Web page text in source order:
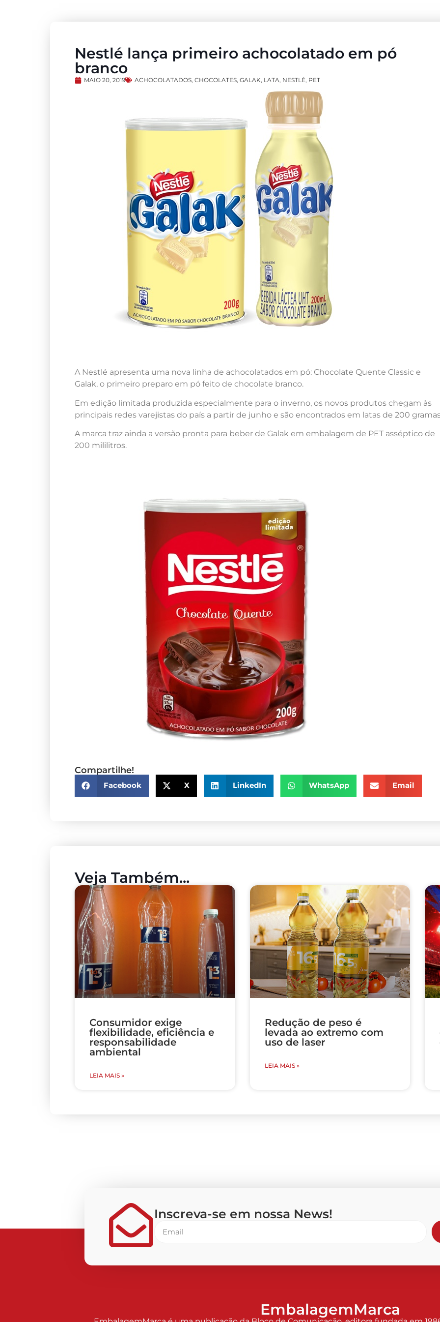
Nestlé lança primeiro achocolatado em pó
branco
MAIO 20, 2019 ACHOCOLATADOS, CHOCOLATES, GALAK, LATA, NESTLÉ, PET
A Nestlé apresenta uma nova linha de achocolatados em pó: Chocolate Quente Classic e
Galak, o primeiro preparo em pó feito de chocolate branco.
Em edição limitada produzida especialmente para o inverno, os novos produtos chegam às
principais redes varejistas do país a partir de junho e são encontrados em latas de 200
A marca traz ainda a versão pronta para beber de Galak em embalagem de PET asséptico de
200 mililitros.
Compartilhe!
Facebook X LinkedIn WhatsApp Email
Veja Também...
Consumidor exige
flexibilidade, eficiência e
responsabilidade
ambiental
LEIA MAIS »
Redução de peso é
levada ao extremo com
uso de laser
LEIA MAIS »
Inscreva-se em nossa News!
EmbalagemMarca